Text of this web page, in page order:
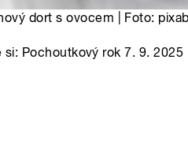
dort s ovocem | Foto:
si: Pochoutkový rok 7. 9. 2025